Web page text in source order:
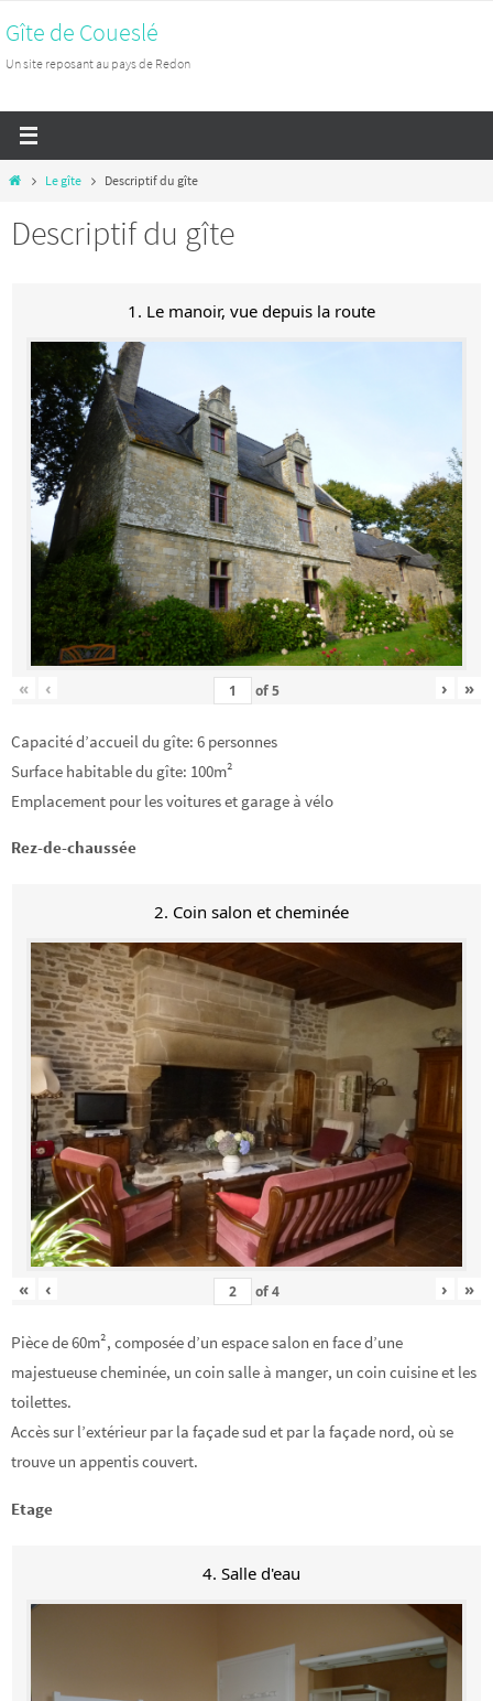
vers
le
Gîte de Coueslé
Un site reposant au pays de Redon
HomeLe gîte Descriptif du gîte
Descriptif du gîte
1. Le manoir, vue depuis la route
« ‹ of5 › »
Capacité d’accueil du gîte: 6 personnes
Surface habitable du gîte: 100m²
Emplacement pour les voitures et garage à vélo
Rez-de-chaussée
2. Coin salon et cheminée
« ‹ of4 › »
Pièce de 60m², composée d’un espace salon en face d’une
majestueuse cheminée, un coin salle à manger, un coin cuisine et les
toilettes.
Accès sur l’extérieur par la façade sud et par la façade nord, où se
trouve un appentis couvert.
Etage
4. Salle d'eau